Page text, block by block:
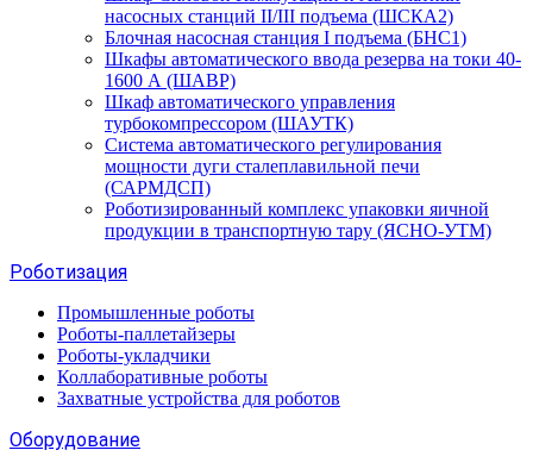
насосных станций II/III подъема (ШСКА2)
Блочная насосная станция I подъема (БНС1)
Шкафы автоматического ввода резерва на токи 40-
1600 А (ШАВР)
Шкаф автоматического управления
турбокомпрессором (ШАУТК)
Система автоматического регулирования
мощности дуги сталеплавильной печи
(САРМДСП)
Роботизированный комплекс упаковки яичной
продукции в транспортную тару (ЯСНО-УТМ)
Роботизация
Промышленные роботы
Роботы-паллетайзеры
Роботы-укладчики
Коллаборативные роботы
Захватные устройства для роботов
Оборудование